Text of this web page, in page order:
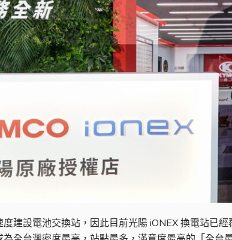
建設電池交換站，因此目前光陽 iONEX 換電站已經